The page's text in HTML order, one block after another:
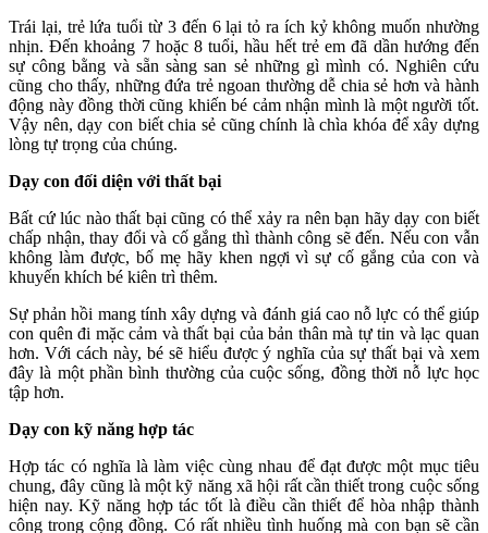
Trái lại, trẻ lứa tuổi từ 3 đến 6 lại tỏ ra ích kỷ không muốn nhường
nhịn. Đến khoảng 7 hoặc 8 tuổi, hầu hết trẻ em đã dần hướng đến
sự công bằng và sẵn sàng san sẻ những gì mình có. Nghiên cứu
cũng cho thấy, những đứa trẻ ngoan thường dễ chia sẻ hơn và hành
động này đồng thời cũng khiến bé cảm nhận mình là một người tốt.
Vậy nên, dạy con biết chia sẻ cũng chính là chìa khóa để xây dựng
lòng tự trọng của chúng.
Dạy con đối diện với thất bại
Bất cứ lúc nào thất bại cũng có thể xảy ra nên bạn hãy dạy con biết
chấp nhận, thay đổi và cố gắng thì thành công sẽ đến. Nếu con vẫn
không làm được, bố mẹ hãy khen ngợi vì sự cố gắng của con và
khuyến khích bé kiên trì thêm.
Sự phản hồi mang tính xây dựng và đánh giá cao nỗ lực có thể giúp
con quên đi mặc cảm và thất bại của bản thân mà tự tin và lạc quan
hơn. Với cách này, bé sẽ hiểu được ý nghĩa của sự thất bại và xem
đây là một phần bình thường của cuộc sống, đồng thời nỗ lực học
tập hơn.
Dạy con kỹ năng hợp tác
Hợp tác có nghĩa là làm việc cùng nhau để đạt được một mục tiêu
chung, đây cũng là một kỹ năng xã hội rất cần thiết trong cuộc sống
hiện nay. Kỹ năng hợp tác tốt là điều cần thiết để hòa nhập thành
công trong cộng đồng. Có rất nhiều tình huống mà con bạn sẽ cần